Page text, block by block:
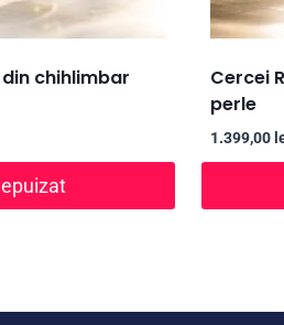
chihlimbar
lei.
Cercei
perle
1.399,00